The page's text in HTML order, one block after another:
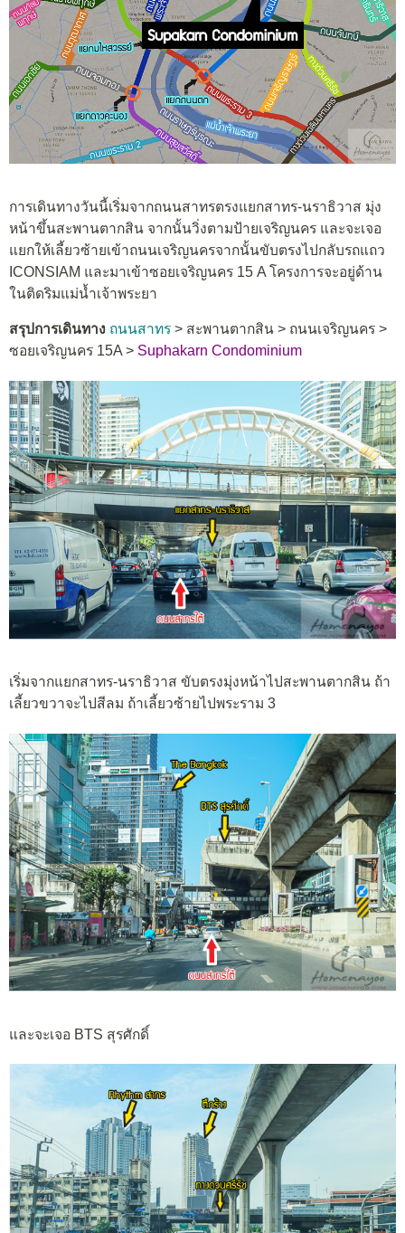
การเดินทางวันนี้เริ่มจากถนนสาทรตรงแยกสาทร-นราธิวาส มุ่ง
หน้าขึ้นสะพานตากสิน จากนั้นวิ่งตามป้ายเจริญนคร และจะเจอ
แยกให้เลี้ยวซ้ายเข้าถนนเจริญนครจากนั้นขับตรงไปกลับรถแถว
ICONSIAM และมาเข้าซอยเจริญนคร 15 A โครงการจะอยู่ด้าน
ในติดริมแม่น้ำเจ้าพระยา
สรุปการเดินทาง ถนนสาทร > สะพานตากสิน > ถนนเจริญนคร >
ซอยเจริญนคร 15A > Suphakarn Condominium
เริ่มจากแยกสาทร-นราธิวาส ขับตรงมุ่งหน้าไปสะพานตากสิน ถ้า
เลี้ยวขวาจะไปสีลม ถ้าเลี้ยวซ้ายไปพระราม 3
และจะเจอ BTS สุรศักดิ์